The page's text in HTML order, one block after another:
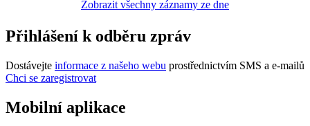
Zobrazit všechny záznamy ze dne
Přihlášení k odběru zpráv
Dostávejte informace z našeho webu prostřednictvím SMS a e-mailů
Chci se zaregistrovat
Mobilní aplikace